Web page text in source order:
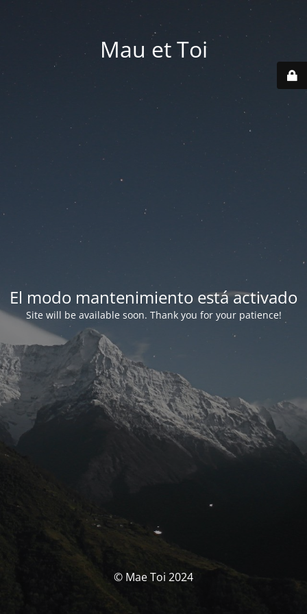
Mau et Toi
El modo mantenimiento está activado
Site will be available soon. Thank you for your patience!
© Mae Toi 2024